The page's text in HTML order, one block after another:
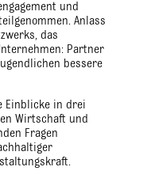
und
Anlass
das
Partner
bessere
Einblicke in drei
Wirtschaft und
Fragen